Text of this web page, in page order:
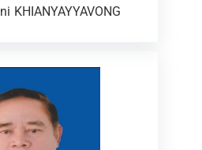
KHIANYAYYAVONG